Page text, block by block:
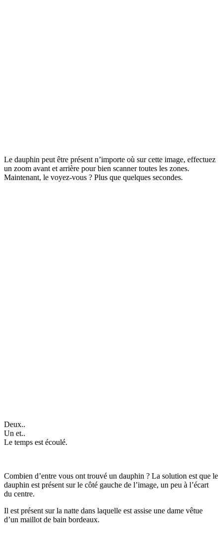
Le dauphin peut être présent n’importe où sur cette image, effectuez
un zoom avant et arrière pour bien scanner toutes les zones.
Maintenant, le voyez-vous ? Plus que quelques secondes.
Deux..
Un et..
Le temps est écoulé.
Combien d’entre vous ont trouvé un dauphin ? La solution est que le
dauphin est présent sur le côté gauche de l’image, un peu à l’écart
du centre.
Il est présent sur la natte dans laquelle est assise une dame vêtue
d’un maillot de bain bordeaux.